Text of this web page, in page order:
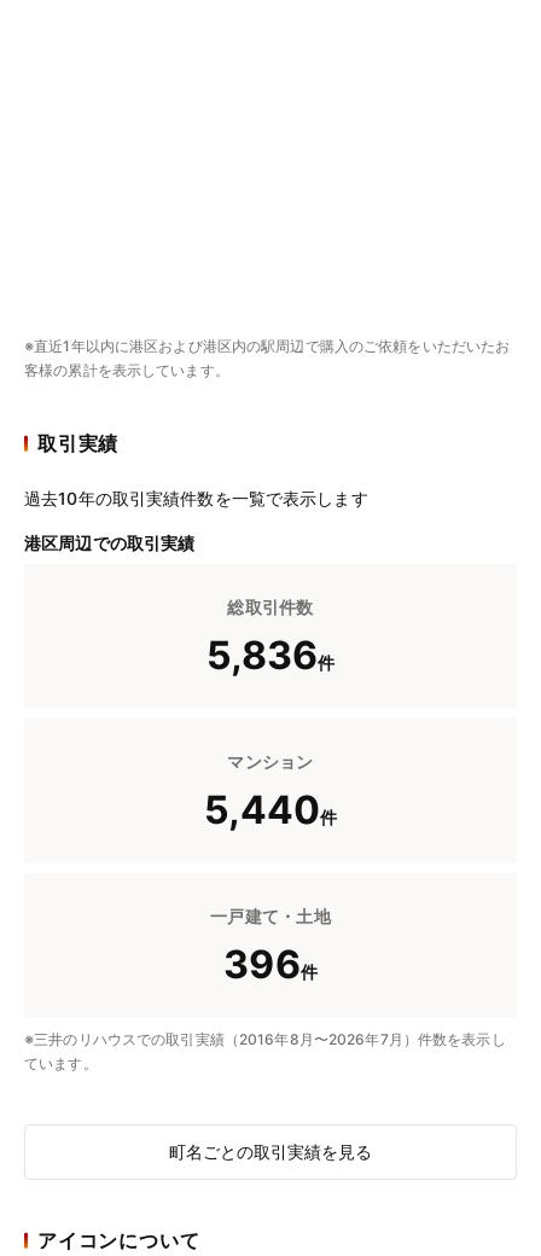
※直近1年以内に港区および港区内の駅周辺で購入のご依頼をいただいたお
客様の累計を表示しています。
取引実績
過去10年の取引実績件数を一覧で表示します
港区周辺での取引実績
総取引件数
5,836件
マンション
5,440件
一戸建て・土地
396件
※三井のリハウスでの取引実績（2016年8月〜2026年7月）件数を表示し
ています。
町名ごとの取引実績を見る
アイコンについて